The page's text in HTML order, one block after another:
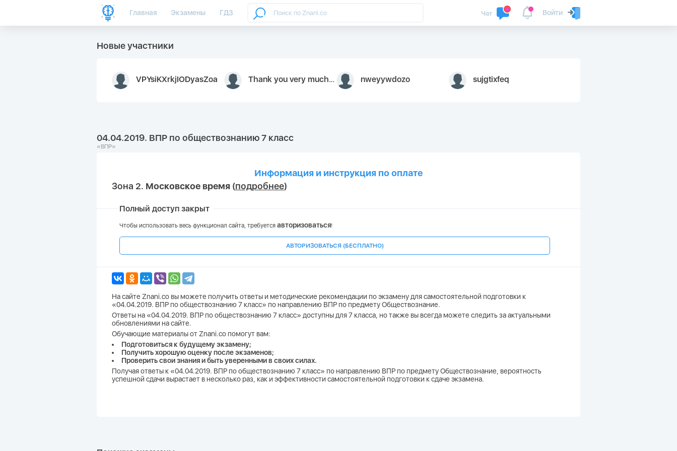
Главная Экзамены ГДЗ Войти
Чат
Новые участники
VPYsiKXrkjIODyasZoa Thank you very much for your inquiry We appreciate you 9126052 https://youtube.com faceapple ! nweyywdozo sujgtixfeq
04.04.2019. ВПР по обществознанию 7 класс
«ВПР»
Информация и инструкция по оплате
Зона 2. Московское время (подробнее)
Полный доступ закрыт
Чтобы использовать весь функционал сайта, требуется авторизоваться!
АВТОРИЗОВАТЬСЯ (БЕСПЛАТНО)
На сайте Znani.co вы можете получить ответы и методические рекомендации по экзамену для самостоятельной подготовки к
«04.04.2019. ВПР по обществознанию 7 класс» по направлению ВПР по предмету Обществознание.
Ответы на «04.04.2019. ВПР по обществознанию 7 класс» доступны для 7 класса, но также вы всегда можете следить за актуальными
обновлениями на сайте.
Обучающие материалы от Znani.co помогут вам:
Подготовиться к будущему экзамену;
Получить хорошую оценку после экзаменов;
Проверить свои знания и быть уверенными в своих силах.
Получая ответы к «04.04.2019. ВПР по обществознанию 7 класс» по направлению ВПР по предмету Обществознание, вероятность
успешной сдачи вырастает в несколько раз, как и эффективности самостоятельной подготовки к сдаче экзамена.